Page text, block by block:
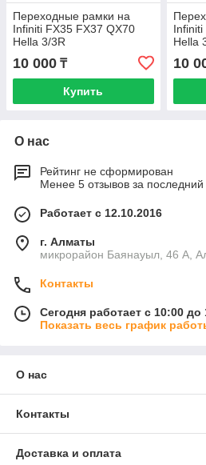
Переходные рамки на
Infiniti FX35 FX37 QX70
Hella 3/3R
10 000 ₸
Купить
Infiniti
Hella
10
О нас
Рейтинг не сформирован
Менее 5 отзывов за последний
Работает с 12.10.2016
г. Алматы
микрорайон Баянауыл, 46 А,
Контакты
Сегодня работает с 10:00 до
Показать весь график
О нас
Контакты
Доставка и оплата